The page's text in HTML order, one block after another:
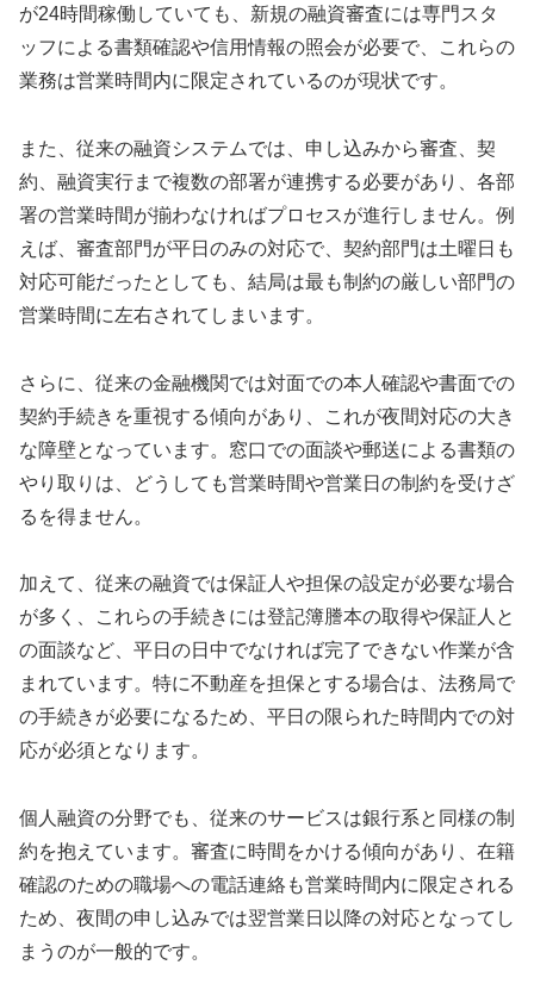
が24時間稼働していても、新規の融資審査には専門スタ
ッフによる書類確認や信用情報の照会が必要で、これらの
業務は営業時間内に限定されているのが現状です。
また、従来の融資システムでは、申し込みから審査、契
約、融資実行まで複数の部署が連携する必要があり、各部
署の営業時間が揃わなければプロセスが進行しません。例
えば、審査部門が平日のみの対応で、契約部門は土曜日も
対応可能だったとしても、結局は最も制約の厳しい部門の
営業時間に左右されてしまいます。
さらに、従来の金融機関では対面での本人確認や書面での
契約手続きを重視する傾向があり、これが夜間対応の大き
な障壁となっています。窓口での面談や郵送による書類の
やり取りは、どうしても営業時間や営業日の制約を受けざ
るを得ません。
加えて、従来の融資では保証人や担保の設定が必要な場合
が多く、これらの手続きには登記簿謄本の取得や保証人と
の面談など、平日の日中でなければ完了できない作業が含
まれています。特に不動産を担保とする場合は、法務局で
の手続きが必要になるため、平日の限られた時間内での対
応が必須となります。
個人融資の分野でも、従来のサービスは銀行系と同様の制
約を抱えています。審査に時間をかける傾向があり、在籍
確認のための職場への電話連絡も営業時間内に限定される
ため、夜間の申し込みでは翌営業日以降の対応となってし
まうのが一般的です。